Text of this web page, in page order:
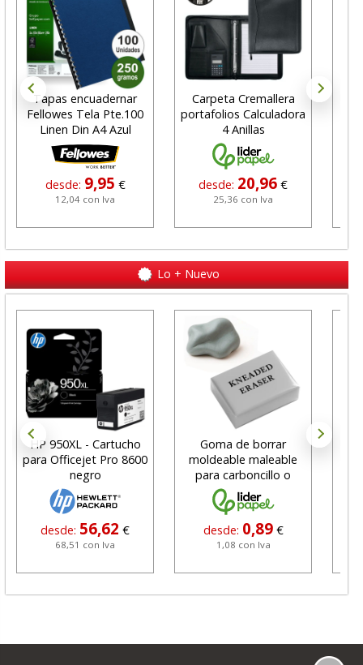
Tapas encuadernar
Fellowes Tela Pte.100
Linen Din A4 Azul
desde: 9,95 €
12,04 con Iva
Carpeta Cremallera
portafolios Calculadora
4 Anillas
desde: 20,96 €
25,36 con Iva
Lo + Nuevo
HP 950XL - Cartucho
para Officejet Pro 8600
negro
desde: 56,62 €
68,51 con Iva
Goma de borrar
moldeable maleable
para carboncillo o
grafito
desde: 0,89 €
1,08 con Iva